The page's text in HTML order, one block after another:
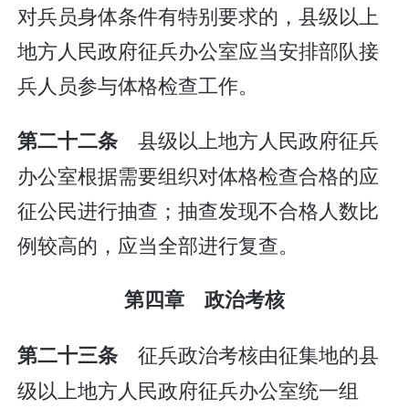
对兵员身体条件有特别要求的，县级以上
地方人民政府征兵办公室应当安排部队接
兵人员参与体格检查工作。
第二十二条 县级以上地方人民政府征兵
办公室根据需要组织对体格检查合格的应
征公民进行抽查；抽查发现不合格人数比
例较高的，应当全部进行复查。
第四章 政治考核
第二十三条 征兵政治考核由征集地的县
级以上地方人民政府征兵办公室统一组